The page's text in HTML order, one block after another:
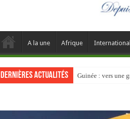
A la une Afrique International
Dernières actualités Guinée : vers une